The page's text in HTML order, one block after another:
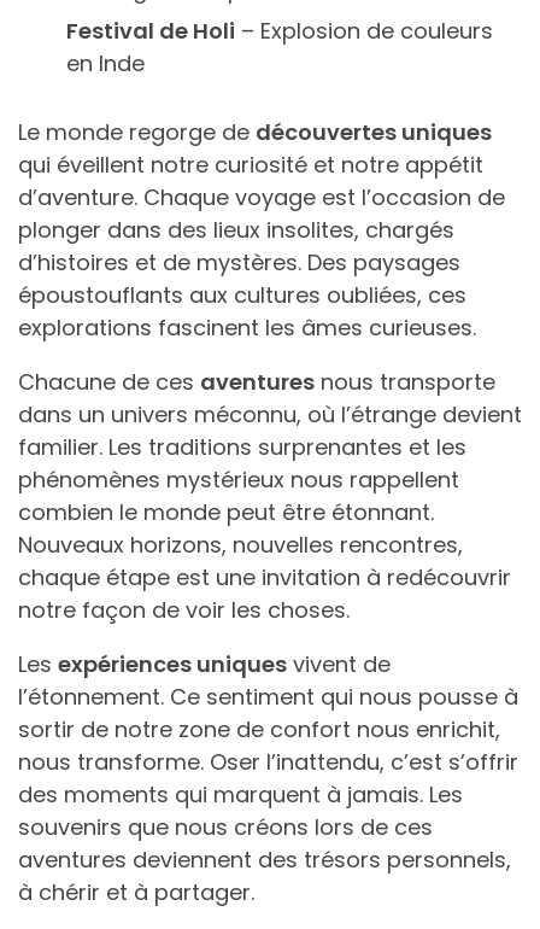
Festival de Holi – Explosion de couleurs
en Inde
Le monde regorge de découvertes uniques
qui éveillent notre curiosité et notre appétit
d’aventure. Chaque voyage est l’occasion de
plonger dans des lieux insolites, chargés
d’histoires et de mystères. Des paysages
époustouflants aux cultures oubliées, ces
explorations fascinent les âmes curieuses.
Chacune de ces aventures nous transporte
dans un univers méconnu, où l’étrange devient
familier. Les traditions surprenantes et les
phénomènes mystérieux nous rappellent
combien le monde peut être étonnant.
Nouveaux horizons, nouvelles rencontres,
chaque étape est une invitation à redécouvrir
notre façon de voir les choses.
Les expériences uniques vivent de
l’étonnement. Ce sentiment qui nous pousse à
sortir de notre zone de confort nous enrichit,
nous transforme. Oser l’inattendu, c’est s’offrir
des moments qui marquent à jamais. Les
souvenirs que nous créons lors de ces
aventures deviennent des trésors personnels,
à chérir et à partager.